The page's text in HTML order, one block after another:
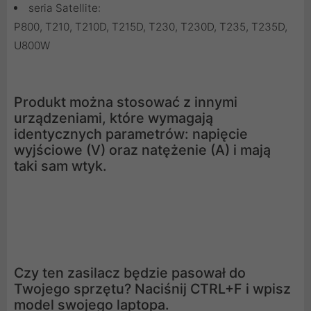
seria Satellite:
P800, T210, T210D, T215D, T230, T230D, T235, T235D,
U800W
Produkt można stosować z innymi
urządzeniami, które wymagają
identycznych parametrów: napięcie
wyjściowe (V) oraz natężenie (A) i mają
taki sam wtyk.
Czy ten zasilacz będzie pasował do
Twojego sprzętu? Naciśnij CTRL+F i wpisz
model swojego laptopa.